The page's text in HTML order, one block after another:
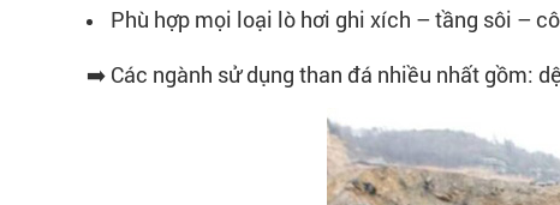
Phù hợp mọi loại lò hơi ghi xích – tầng sôi –
➡️ Các ngành sử dụng than đá nhiều nhất gồm: